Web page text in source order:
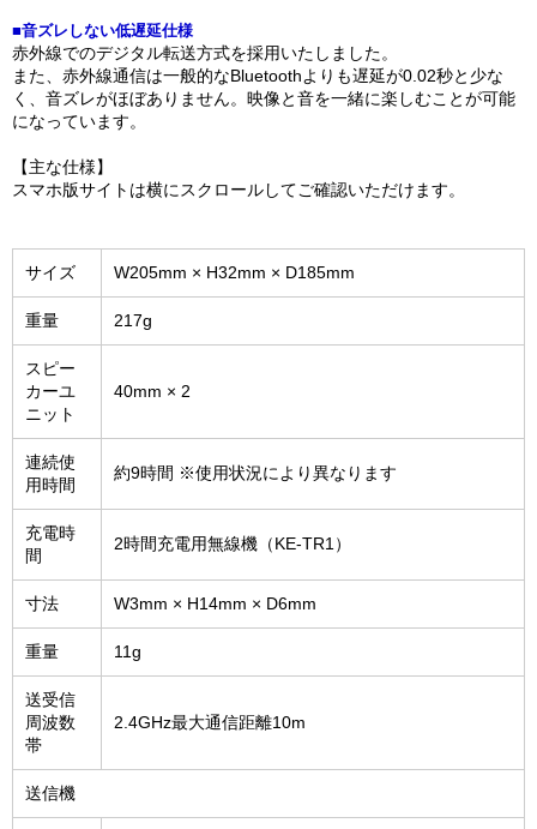
■音ズレしない低遅延仕様
赤外線でのデジタル転送方式を採用いたしました。
また、赤外線通信は一般的なBluetoothよりも遅延が0.02秒と少な
く、音ズレがほぼありません。映像と音を一緒に楽しむことが可能
になっています。
【主な仕様】
スマホ版サイトは横にスクロールしてご確認いただけます。
サイズ W205mm × H32mm × D185mm
重量 217g
スピー
カーユ
ニット
40mm × 2
連続使
用時間
約9時間 ※使用状況により異なります
充電時
間
2時間充電用無線機（KE-TR1）
寸法 W3mm × H14mm × D6mm
重量 11g
送受信
周波数
帯
2.4GHz最大通信距離10m
送信機